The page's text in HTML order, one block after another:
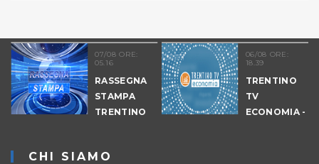
07/08 ORE:
05.16
RASSEGNA
STAMPA
TRENTINO
06/08 ORE:
18.39
TRENTINO
TV
ECONOMIA -
CHI SIAMO